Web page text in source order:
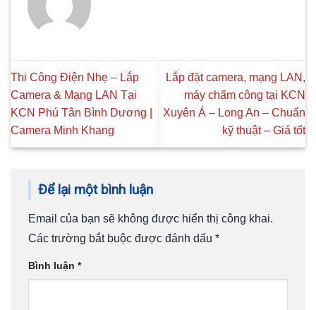
Thi Công Điện Nhẹ – Lắp
Camera & Mạng LAN Tại
KCN Phú Tân Bình Dương |
Camera Minh Khang
Lắp đặt camera, mạng LAN,
máy chấm công tại KCN
Xuyên Á – Long An – Chuẩn
kỹ thuật – Giá tốt
Để lại một bình luận
Email của bạn sẽ không được hiển thị công khai.
Các trường bắt buộc được đánh dấu *
Bình luận *